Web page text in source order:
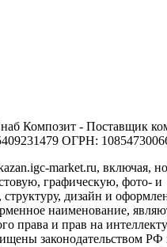
Композит - Поставщик
ОГРН:
market.ru, включая,
графическую, фото- и
дизайн и
наименование,
права и прав на
законодательством РФ